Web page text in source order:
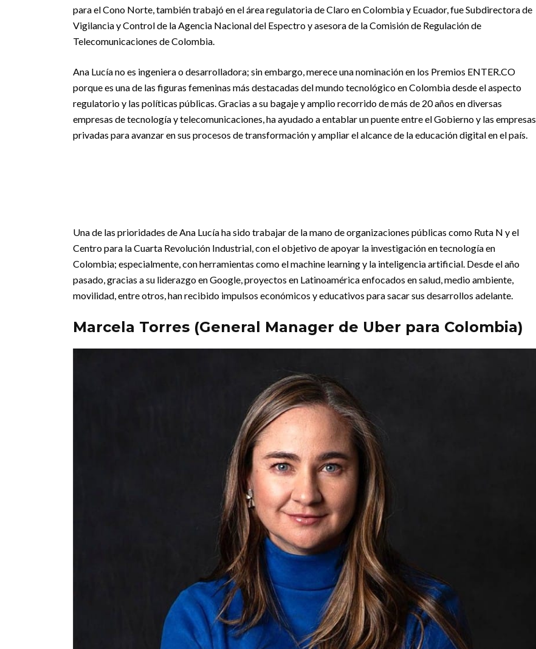
para el Cono Norte, también trabajó en el área regulatoria de Claro en Colombia y Ecuador, fue Subdirectora de
Vigilancia y Control de la Agencia Nacional del Espectro y asesora de la Comisión de Regulación de
Telecomunicaciones de Colombia.
Ana Lucía no es ingeniera o desarrolladora; sin embargo, merece una nominación en los Premios ENTER.CO
porque es una de las figuras femeninas más destacadas del mundo tecnológico en Colombia desde el aspecto
regulatorio y las políticas públicas. Gracias a su bagaje y amplio recorrido de más de 20 años en diversas
empresas de tecnología y telecomunicaciones, ha ayudado a entablar un puente entre el Gobierno y las empresas
privadas para avanzar en sus procesos de transformación y ampliar el alcance de la educación digital en el país.
Una de las prioridades de Ana Lucía ha sido trabajar de la mano de organizaciones públicas como Ruta N y el
Centro para la Cuarta Revolución Industrial, con el objetivo de apoyar la investigación en tecnología en
Colombia; especialmente, con herramientas como el machine learning y la inteligencia artificial. Desde el año
pasado, gracias a su liderazgo en Google, proyectos en Latinoamérica enfocados en salud, medio ambiente,
movilidad, entre otros, han recibido impulsos económicos y educativos para sacar sus desarrollos adelante.
Marcela Torres (General Manager de Uber para Colombia)